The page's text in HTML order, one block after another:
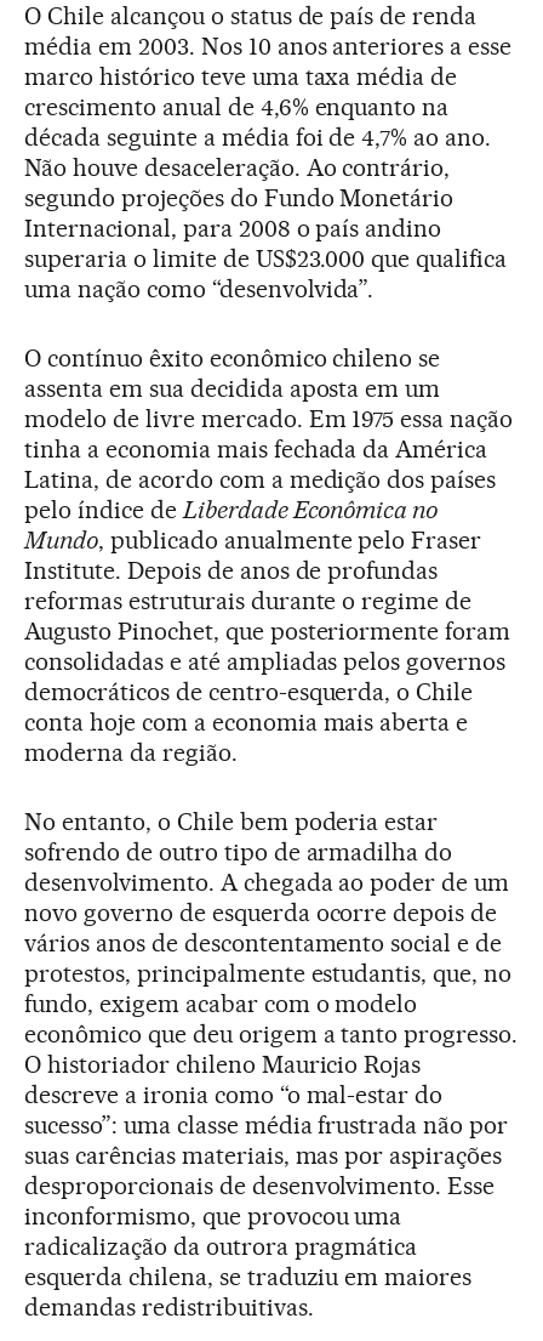
O Chile alcançou o status de país de renda
média em 2003. Nos 10 anos anteriores a esse
marco histórico teve uma taxa média de
crescimento anual de 4,6% enquanto na
década seguinte a média foi de 4,7% ao ano.
Não houve desaceleração. Ao contrário,
segundo projeções do Fundo Monetário
Internacional, para 2008 o país andino
superaria o limite de US$23.000 que qualifica
uma nação como “desenvolvida”.
O contínuo êxito econômico chileno se
assenta em sua decidida aposta em um
modelo de livre mercado. Em 1975 essa nação
tinha a economia mais fechada da América
Latina, de acordo com a medição dos países
pelo índice deLiberdade Econômica no
Mundo, publicado anualmente pelo Fraser
Institute. Depois de anos de profundas
reformas estruturais durante o regime de
Augusto Pinochet, que posteriormente foram
consolidadas e até ampliadas pelos governos
democráticos de centro-esquerda, o Chile
conta hoje com a economia mais aberta e
moderna da região.
No entanto, o Chile bem poderia estar
sofrendo de outro tipo de armadilha do
desenvolvimento. A chegada ao poder de um
novo governo de esquerda ocorre depois de
vários anos de descontentamento social e de
protestos, principalmente estudantis, que, no
fundo, exigem acabar com o modelo
econômico que deu origem a tanto progresso.
O historiador chileno Mauricio Rojas
descreve a ironia como “o mal-estar do
sucesso”: uma classe média frustrada não por
suas carências materiais, mas por aspirações
desproporcionais de desenvolvimento. Esse
inconformismo, que provocou uma
radicalização da outrora pragmática
esquerda chilena, se traduziu em maiores
demandas redistribuitivas.